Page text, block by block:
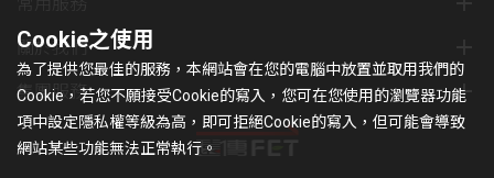
關於我們
集團服務
Cookie之使用
為了提供您最佳的服務，本網站會在您的電腦中放置並取用我們的
Cookie，若您不願接受Cookie的寫入，您可在您使用的瀏覽器功能
項中設定隱私權等級為高，即可拒絕Cookie的寫入，但可能會導致
網站某些功能無法正常執行。